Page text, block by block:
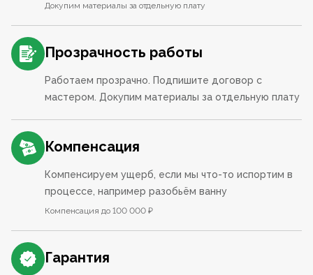
Докупим материалы за отдельную плату
Прозрачность работы
Работаем прозрачно. Подпишите договор с
мастером. Докупим материалы за отдельную плату
Компенсация
Компенсируем ущерб, если мы что-то испортим в
процессе, например разобьём ванну
Компенсация до 100 000 ₽
Гарантия